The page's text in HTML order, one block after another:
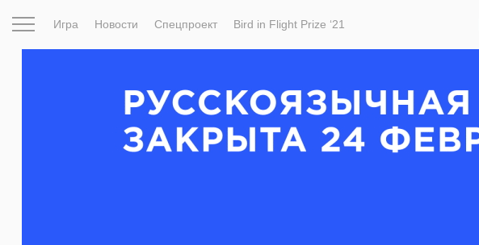
Игра Новости Спецпроект Bird in Flight Prize ‘21